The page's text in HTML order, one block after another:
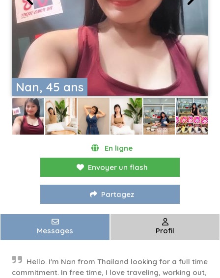
Nan, 45 ans
En ligne
Envoyer un flash
Partagez
Messages Profil
Hello. I'm Nan from Thailand looking for a full time
commitment. In free time, I love traveling, working out,